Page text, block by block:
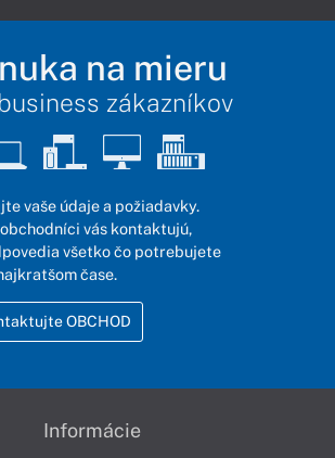
na mieru
zákazníkov
vaše údaje a požiadavky.
vás kontaktujú,
všetko čo potrebujete
čase.
OBCHOD
Informácie